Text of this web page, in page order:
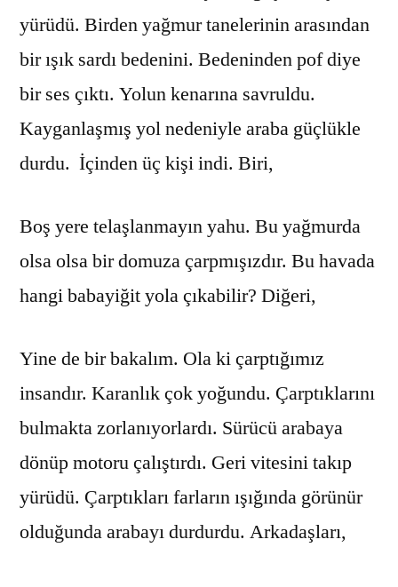
yürüdü. Birden yağmur tanelerinin arasından
bir ışık sardı bedenini. Bedeninden pof diye
bir ses çıktı. Yolun kenarına savruldu.
Kayganlaşmış yol nedeniyle araba güçlükle
durdu. İçinden üç kişi indi. Biri,
Boş yere telaşlanmayın yahu. Bu yağmurda
olsa olsa bir domuza çarpmışızdır. Bu havada
hangi babayiğit yola çıkabilir? Diğeri,
Yine de bir bakalım. Ola ki çarptığımız
insandır. Karanlık çok yoğundu. Çarptıklarını
bulmakta zorlanıyorlardı. Sürücü arabaya
dönüp motoru çalıştırdı. Geri vitesini takıp
yürüdü. Çarptıkları farların ışığında görünür
olduğunda arabayı durdurdu. Arkadaşları,